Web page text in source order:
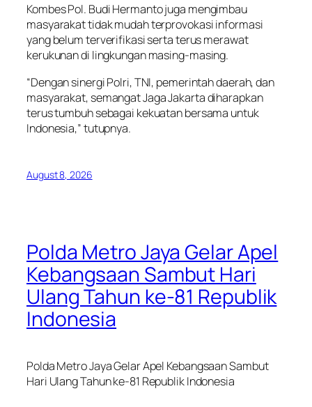
Kombes Pol. Budi Hermanto juga mengimbau
masyarakat tidak mudah terprovokasi informasi
yang belum terverifikasi serta terus merawat
kerukunan di lingkungan masing-masing.
“Dengan sinergi Polri, TNI, pemerintah daerah, dan
masyarakat, semangat Jaga Jakarta diharapkan
terus tumbuh sebagai kekuatan bersama untuk
Indonesia,” tutupnya.
August 8, 2026
Polda Metro Jaya Gelar Apel
Kebangsaan Sambut Hari
Ulang Tahun ke-81 Republik
Indonesia
Polda Metro Jaya Gelar Apel Kebangsaan Sambut
Hari Ulang Tahun ke-81 Republik Indonesia